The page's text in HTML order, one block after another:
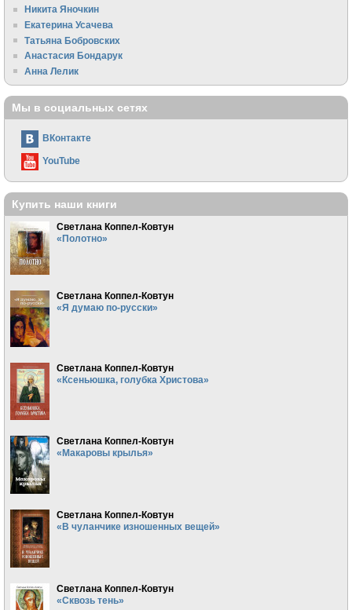
Никита Яночкин
Екатерина Усачева
Татьяна Бобровских
Анастасия Бондарук
Анна Лелик
Мы в социальных сетях
ВКонтакте
YouTube
Купить наши книги
Светлана Коппел-Ковтун
«Полотно»
Светлана Коппел-Ковтун
«Я думаю по-русски»
Светлана Коппел-Ковтун
«Ксеньюшка, голубка Христова»
Светлана Коппел-Ковтун
«Макаровы крылья»
Светлана Коппел-Ковтун
«В чуланчике изношенных вещей»
Светлана Коппел-Ковтун
«Сквозь тень»